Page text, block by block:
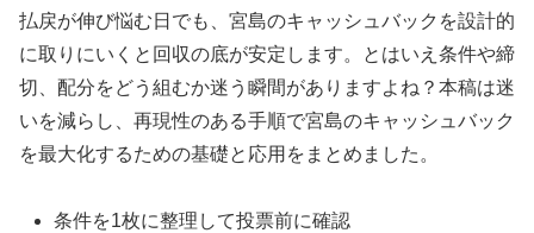
払戻が伸び悩む日でも、宮島のキャッシュバックを設計的
に取りにいくと回収の底が安定します。とはいえ条件や締
切、配分をどう組むか迷う瞬間がありますよね？本稿は迷
いを減らし、再現性のある手順で宮島のキャッシュバック
を最大化するための基礎と応用をまとめました。
条件を1枚に整理して投票前に確認